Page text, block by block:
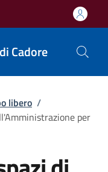
Cadore
libero /
per